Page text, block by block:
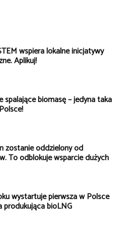
wspiera lokalne inicjatywy
Aplikuj!
spalające biomasę – jedyna taka
zostanie oddzielony od
To odblokuje wsparcie dużych
wystartuje pierwsza w Polsce
produkująca bioLNG